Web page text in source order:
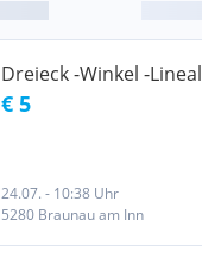
Dreieck -Winkel -Lineal
€ 5
24.07. - 10:38 Uhr
5280 Braunau am Inn